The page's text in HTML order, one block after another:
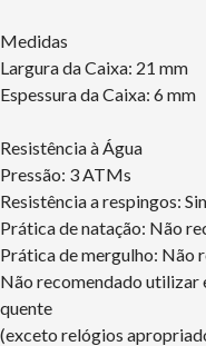
Medidas
Largura da Caixa: 21 mm
Espessura da Caixa: 6 mm
Resistência à Água
Pressão: 3 ATMs
Resistência a respingos:
Prática de natação: Não
Prática de mergulho: Não
Não recomendado utilizar
quente
(exceto relógios